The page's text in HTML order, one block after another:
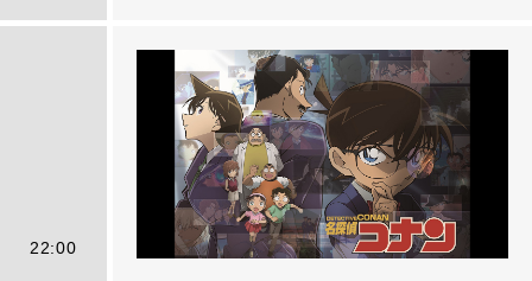
22:00